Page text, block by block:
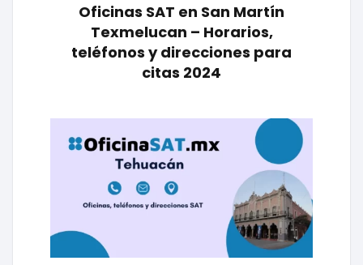
Oficinas SAT en San Martín
Texmelucan – Horarios,
teléfonos y direcciones para
citas 2024